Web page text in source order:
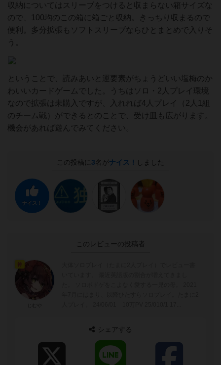
収納についてはスリーブをつけると収まらない箱サイズな
ので、100均のこの箱に箱ごと収納。きっちり収まるので
便利。多分拡張もソフトスリーブならひとまとめで入りそ
う。
ということで、読みあいと運要素がちょうどいい塩梅のか
わいいカードゲームでした。うちはソロ・2人プレイ環境
なので拡張は未購入ですが、入れれば4人プレイ（2人1組
のチーム戦）ができるとのことで、受け皿も広がります。
機会があれば遊んでみてください。
この投稿に 3名がナイス！ しました
ナイス！
このレビューの投稿者
シェアする